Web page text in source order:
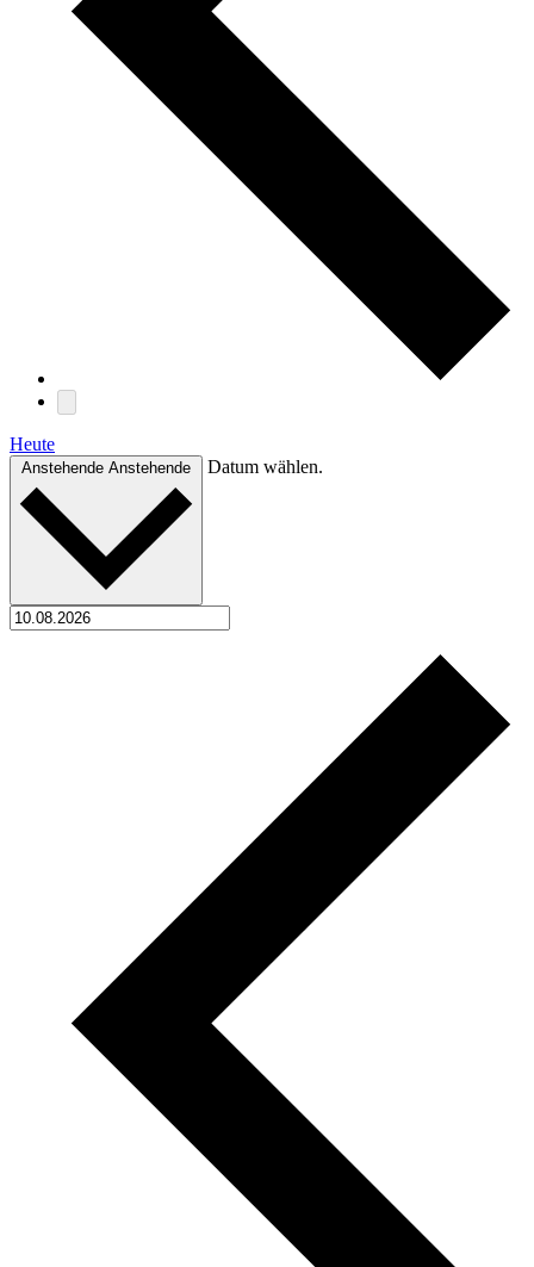
Heute
Anstehende Anstehende Datum wählen.